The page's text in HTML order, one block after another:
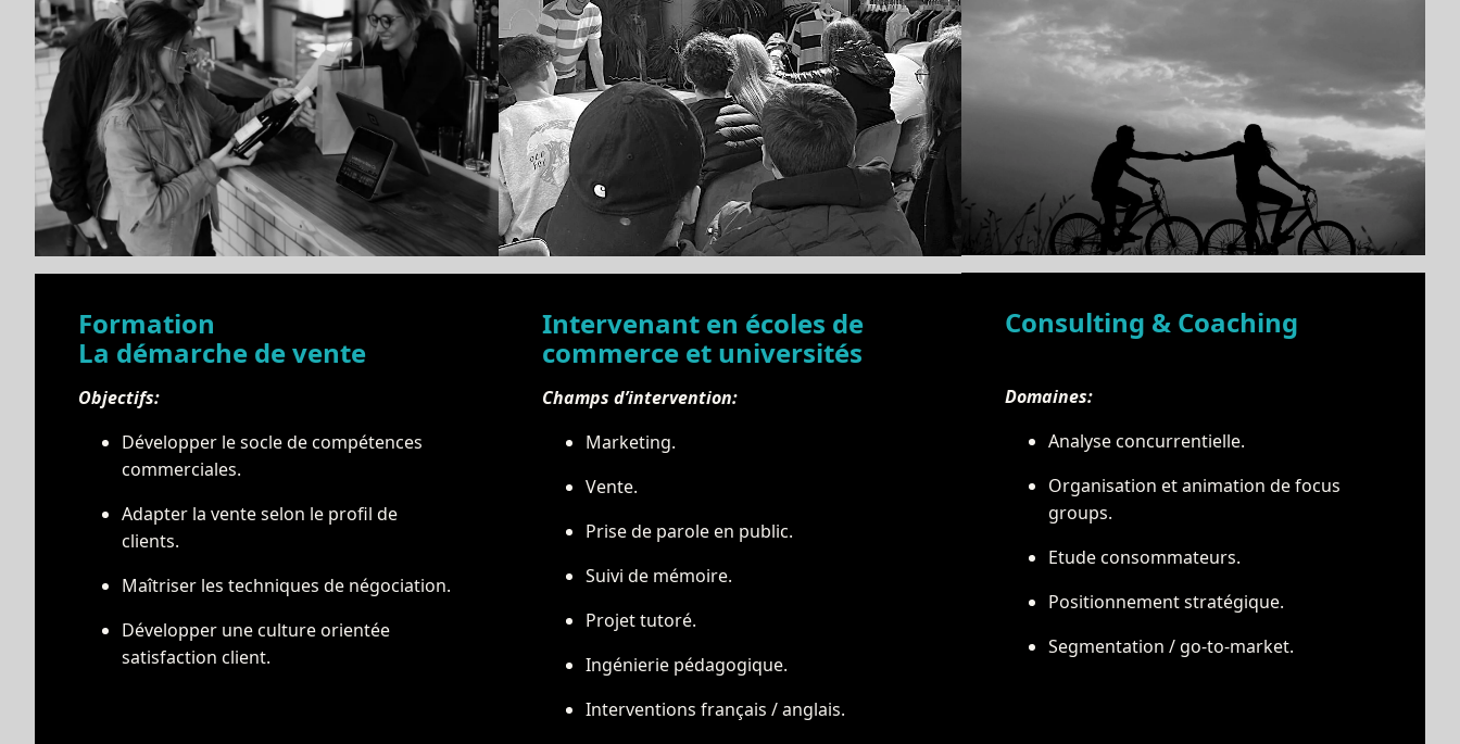
Formation
La démarche de vente
Objectifs:
Développer le socle de compétences
commerciales.
Adapter la vente selon le profil de
clients.
Maîtriser les techniques de négociation.
Développer une culture orientée
satisfaction client.
Intervenant en écoles de
commerce et universités
Champs d’intervention:
Marketing.
Vente.
Prise de parole en public.
Suivi de mémoire.
Projet tutoré.
Ingénierie pédagogique.
Interventions français / anglais.
Consulting & Coaching
Domaines:
Analyse concurrentielle.
Organisation et animation de focus
groups.
Etude consommateurs.
Positionnement stratégique.
Segmentation / go-to-market.